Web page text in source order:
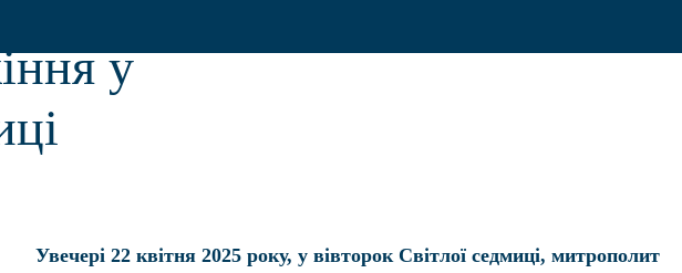
у
Увечері 22 квітня 2025 року, у вівторок Світлої седмиці, митрополит